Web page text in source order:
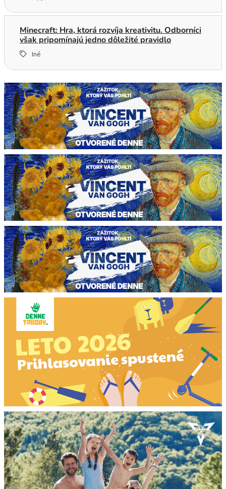
Minecraft: Hra, ktorá rozvíja kreativitu. Odborníci
však pripomínajú jedno dôležité pravidlo
Iné